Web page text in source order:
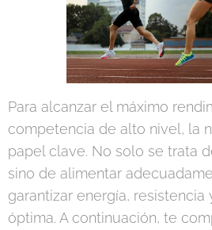
Para alcanzar el máximo
competencia de alto nivel, la
papel clave. No solo se trata
sino de alimentar
garantizar energía,
óptima. A continuación, te